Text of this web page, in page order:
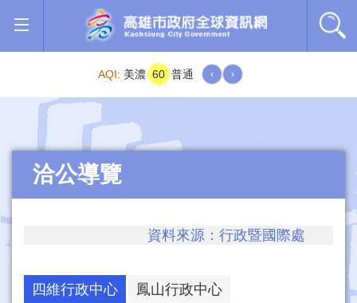
跳到主要內容區塊
AQI: 美濃 60 普通 ‹ ›
洽公導覽
資料來源：行政暨國際處
四維行政中心
鳳山行政中心